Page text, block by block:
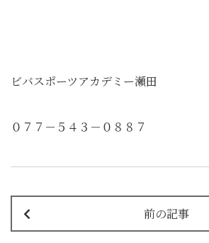
ビバスポーツアカデミー瀬田
０７７－５４３－０８８７
前の記事